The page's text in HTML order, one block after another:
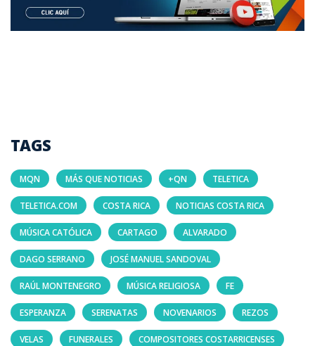
TAGS
MQN MÁS QUE NOTICIAS +QN TELETICA
TELETICA.COM COSTA RICA NOTICIAS COSTA RICA
MÚSICA CATÓLICA CARTAGO ALVARADO
DAGO SERRANO JOSÉ MANUEL SANDOVAL
RAÚL MONTENEGRO MÚSICA RELIGIOSA FE
ESPERANZA SERENATAS NOVENARIOS REZOS
VELAS FUNERALES COMPOSITORES COSTARRICENSES